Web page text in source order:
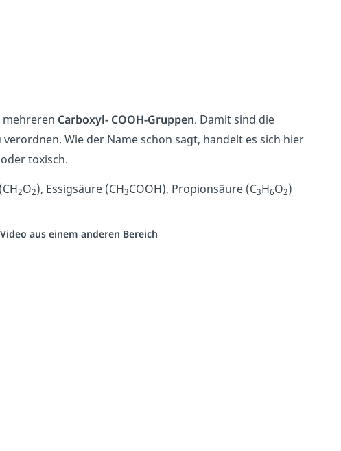
mehreren Carboxyl- COOH-Gruppen. Damit sind die
Wie der Name schon sagt, handelt es sich hier
toxisch.
(CH2O2), Essigsäure (CH3COOH), Propionsäure (C3H6O2)
aus einem anderen Bereich